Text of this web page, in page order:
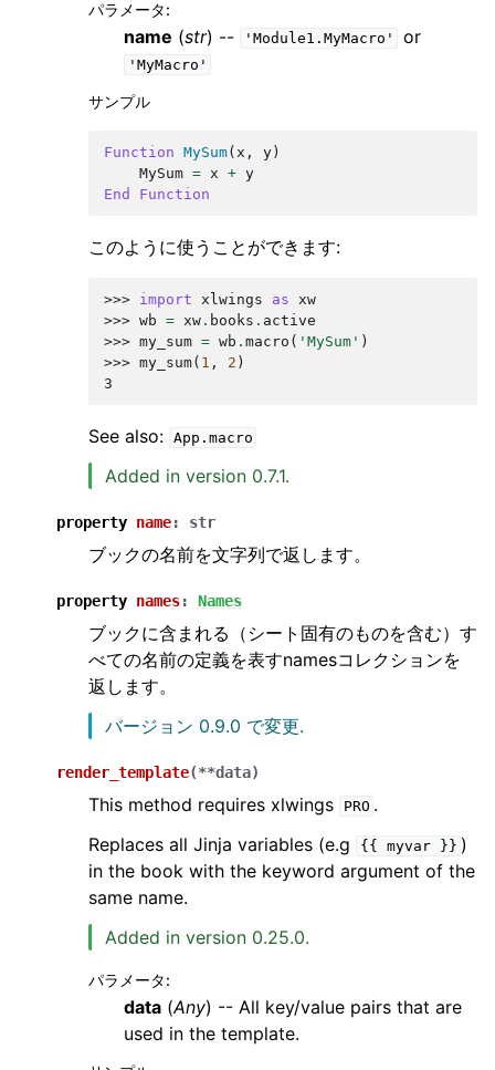
パラメータ:
name (str) -- 'Module1.MyMacro' or
'MyMacro'
サンプル
Function MySum( x , y )
MySum = x + y
End
Function
このように使うことができます:
>>> import xlwings as xw
>>> wb = xw . books . active
>>> my_sum = wb . macro ( 'MySum' )
>>> my_sum( 1 , 2 )
3
See also: App.macro
Added in version 0.7.1.
property name: str
ブックの名前を文字列で返します。
property names: Names
ブックに含まれる（シート固有のものを含む）す
べての名前の定義を表すnamesコレクションを
返します。
バージョン 0.9.0 で変更.
render_template(**data)
This method requires xlwings PRO .
Replaces all Jinja variables (e.g
{{ myvar }} )
in the book with the keyword argument of the
same name.
Added in version 0.25.0.
パラメータ:
data (Any) -- All key/value pairs that are
used in the template.